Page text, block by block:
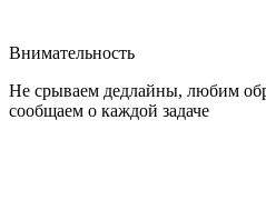
Внимательность
Не срываем дедлайны, любим
сообщаем о каждой задаче